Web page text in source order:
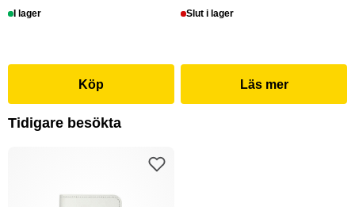
I lager
Köp
Slut i lager
Läs mer
Tidigare besökta